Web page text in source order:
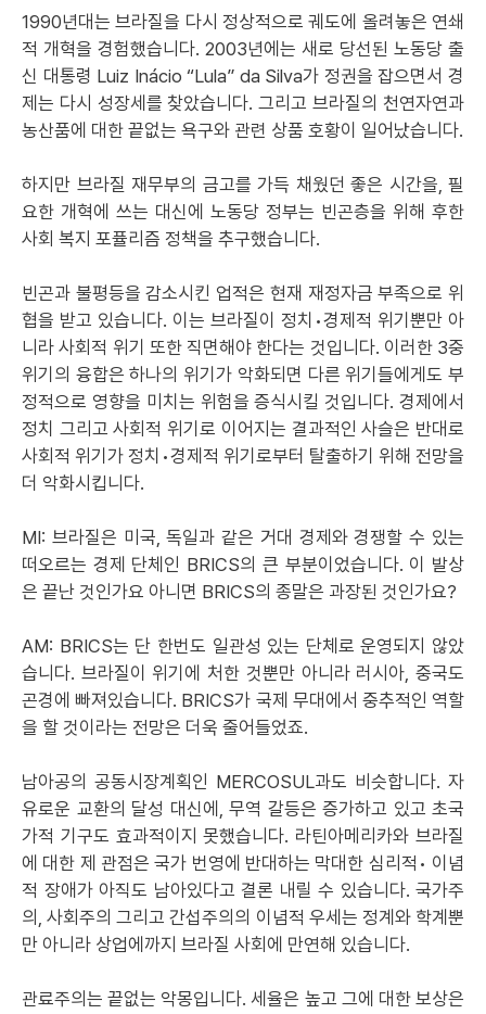
1990년대는 브라질을 다시 정상적으로 궤도에 올려놓은 연쇄
적 개혁을 경험했습니다. 2003년에는 새로 당선된 노동당 출
신 대통령 Luiz Inácio “Lula” da Silva가 정권을 잡으면서 경
제는 다시 성장세를 찾았습니다. 그리고 브라질의 천연자연과
농산품에 대한 끝없는 욕구와 관련 상품 호황이 일어났습니다.
하지만 브라질 재무부의 금고를 가득 채웠던 좋은 시간을, 필
요한 개혁에 쓰는 대신에 노동당 정부는 빈곤층을 위해 후한
사회 복지 포퓰리즘 정책을 추구했습니다.
빈곤과 불평등을 감소시킨 업적은 현재 재정자금 부족으로 위
협을 받고 있습니다. 이는 브라질이 정치•경제적 위기뿐만 아
니라 사회적 위기 또한 직면해야 한다는 것입니다. 이러한 3중
위기의 융합은 하나의 위기가 악화되면 다른 위기들에게도 부
정적으로 영향을 미치는 위험을 증식시킬 것입니다. 경제에서
정치 그리고 사회적 위기로 이어지는 결과적인 사슬은 반대로
사회적 위기가 정치•경제적 위기로부터 탈출하기 위해 전망을
더 악화시킵니다.
MI: 브라질은 미국, 독일과 같은 거대 경제와 경쟁할 수 있는
떠오르는 경제 단체인 BRICS의 큰 부분이었습니다. 이 발상
은 끝난 것인가요 아니면 BRICS의 종말은 과장된 것인가요?
AM: BRICS는 단 한번도 일관성 있는 단체로 운영되지 않았
습니다. 브라질이 위기에 처한 것뿐만 아니라 러시아, 중국도
곤경에 빠져있습니다. BRICS가 국제 무대에서 중추적인 역할
을 할 것이라는 전망은 더욱 줄어들었죠.
남아공의 공동시장계획인 MERCOSUL과도 비슷합니다. 자
유로운 교환의 달성 대신에, 무역 갈등은 증가하고 있고 초국
가적 기구도 효과적이지 못했습니다. 라틴아메리카와 브라질
에 대한 제 관점은 국가 번영에 반대하는 막대한 심리적• 이념
적 장애가 아직도 남아있다고 결론 내릴 수 있습니다. 국가주
의, 사회주의 그리고 간섭주의의 이념적 우세는 정계와 학계뿐
만 아니라 상업에까지 브라질 사회에 만연해 있습니다.
관료주의는 끝없는 악몽입니다. 세율은 높고 그에 대한 보상은